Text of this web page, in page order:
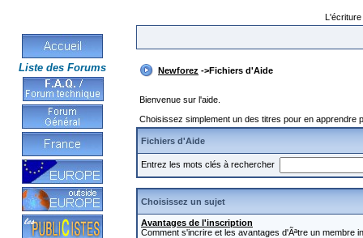
Liste des Forums Newforez ->Fichiers d'Aide
Bienvenue sur l'aide.
Choisissez simplement un des titres pour en
Fichiers d'Aide
Entrez les mots clés à rechercher
Choisissez un sujet
Avantages de l'inscription
Comment s'incrire et les avantages d'Ãªtre un membre